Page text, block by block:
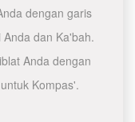
dengan garis
dan Ka'bah.
Anda dengan
Kompas'.